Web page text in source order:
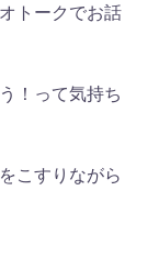
トークでお話
！って気持ち
こすりながら